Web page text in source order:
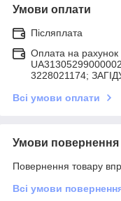
Умови оплати
Післяплата
Оплата на
3228021174;
Всі умови оплати
Умови повернення
Повернення товару
Всі умови